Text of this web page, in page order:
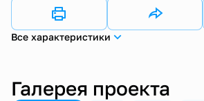
Все характеристики
Галерея проекта